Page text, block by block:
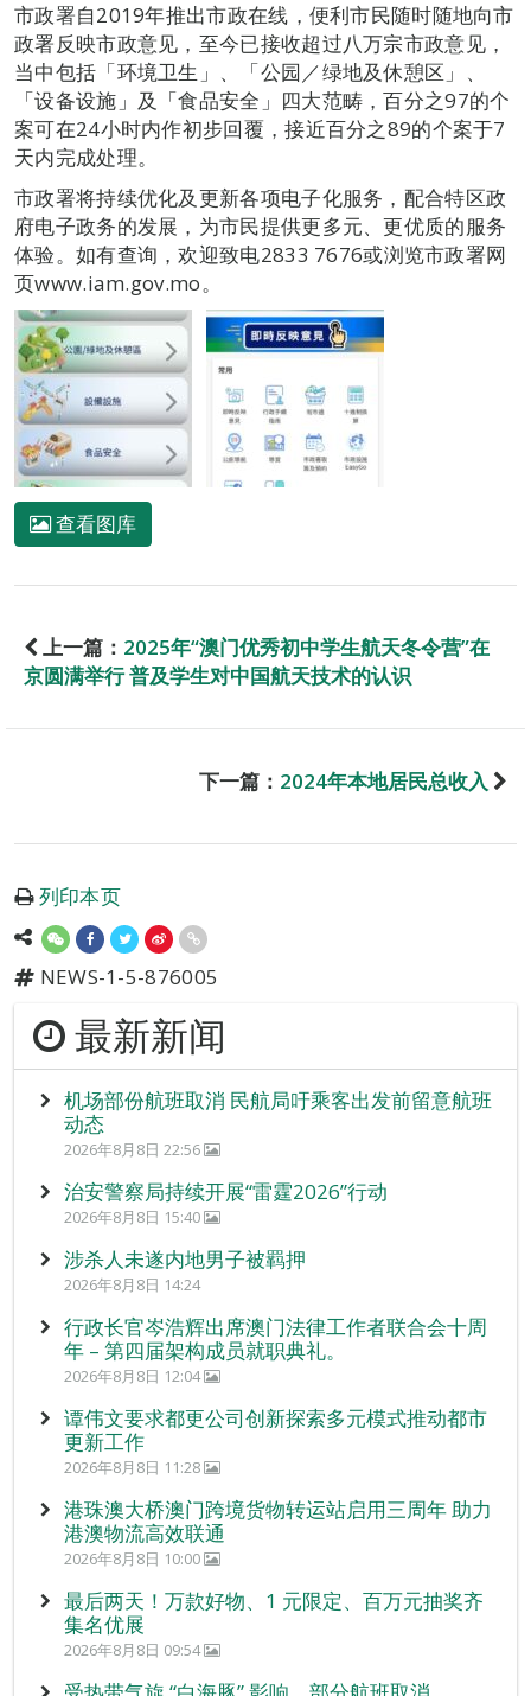
市政署自2019年推出市政在线，便利市民随时随地向市
政署反映市政意见，至今已接收超过八万宗市政意见，
当中包括「环境卫生」、「公园／绿地及休憩区」、
「设备设施」及「食品安全」四大范畴，百分之97的个
案可在24小时内作初步回覆，接近百分之89的个案于7
天内完成处理。
市政署将持续优化及更新各项电子化服务，配合特区政
府电子政务的发展，为市民提供更多元、更优质的服务
体验。如有查询，欢迎致电2833 7676或浏览市政署网
页www.iam.gov.mo。
查看图库
上一篇： 2025年“澳门优秀初中学生航天冬令营”在
京圆满举行 普及学生对中国航天技术的认识
下一篇： 2024年本地居民总收入
列印本页
NEWS-1-5-876005
最新新闻
机场部份航班取消 民航局吁乘客出发前留意航班
动态
2026年8月8日 22:56
治安警察局持续开展“雷霆2026”行动
2026年8月8日 15:40
涉杀人未遂内地男子被羁押
2026年8月8日 14:24
行政长官岑浩辉出席澳门法律工作者联合会十周
年 – 第四届架构成员就职典礼。
2026年8月8日 12:04
谭伟文要求都更公司创新探索多元模式推动都市
更新工作
2026年8月8日 11:28
港珠澳大桥澳门跨境货物转运站启用三周年 助力
港澳物流高效联通
2026年8月8日 10:00
最后两天！万款好物、1 元限定、百万元抽奖齐
集名优展
2026年8月8日 09:54